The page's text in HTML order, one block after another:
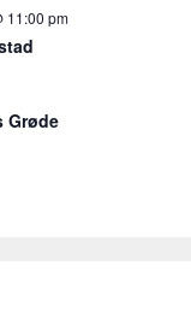
11:00 pm
Grøde